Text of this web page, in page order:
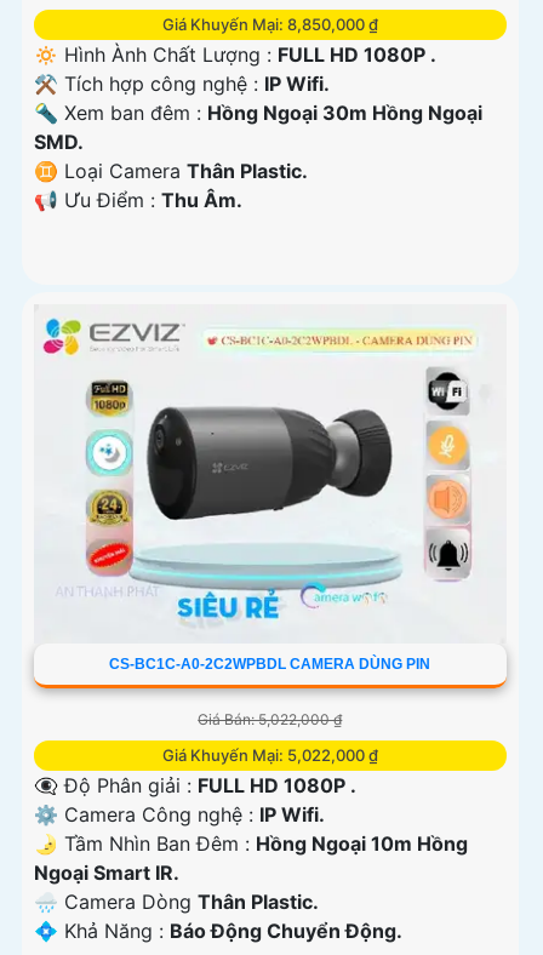
Giá Khuyến Mại: 8,850,000 ₫
🔅 Hình Ành Chất Lượng : FULL HD 1080P .
⚒ Tích hợp công nghệ : IP Wifi.
🔦 Xem ban đêm : Hồng Ngoại 30m Hồng Ngoại
SMD.
♊ Loại Camera Thân Plastic.
️📢 Ưu Điểm : Thu Âm.
CS-BC1C-A0-2C2WPBDL CAMERA DÙNG PIN
Giá Bán: 5,022,000 ₫
Giá Khuyến Mại: 5,022,000 ₫
👁️‍🗨 Độ Phân giải : FULL HD 1080P .
⚙ Camera Công nghệ : IP Wifi.
🌛 Tầm Nhìn Ban Đêm : Hồng Ngoại 10m Hồng
Ngoại Smart IR.
🌧️ Camera Dòng Thân Plastic.
️💠 Khả Năng : Báo Động Chuyển Động.